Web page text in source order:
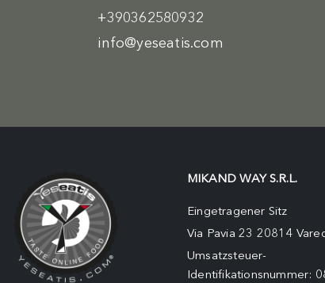
+390362580932
info@yeseatis.com
MIKAND WAY S.R.L.
Eingetragener Sitz
Via Pavia 23 20814
Umsatzsteuer-
Identifikationsnummer: